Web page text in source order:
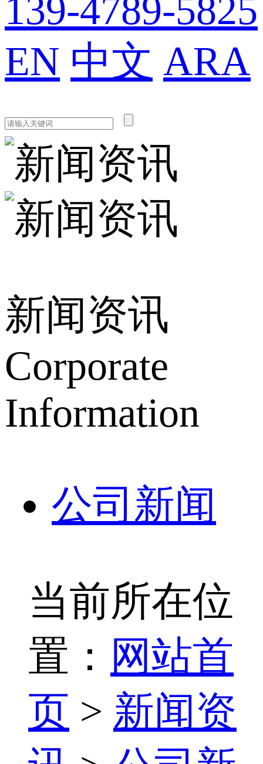
139-4789-5825
EN 中文 ARA
新闻资讯
Corporate
Information
公司新闻
当前所在位
置： 网站首
页 > 新闻资